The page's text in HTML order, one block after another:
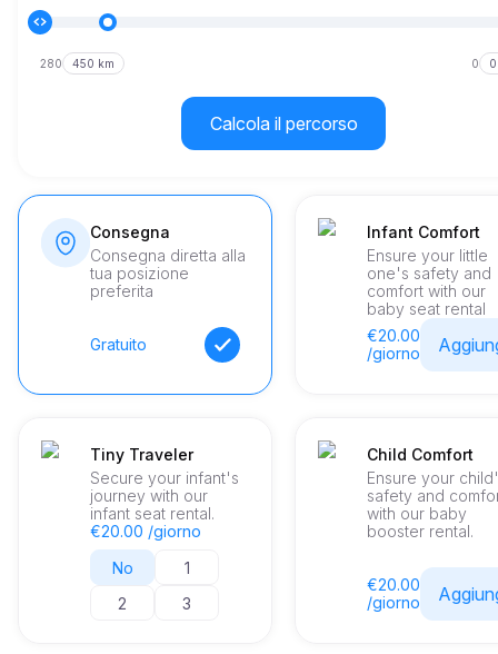
280 450 km 0
Calcola il percorso
Consegna
Consegna diretta alla
tua posizione
preferita
Gratuito
Infant Comfort
Ensure your little
one's safety and
comfort with our
baby seat rental
€20.00
/giorno
Tiny Traveler
Secure your infant's
journey with our
infant seat rental.
€20.00 /giorno
No
1
2
3
Child Comfort
Ensure your
safety and
with our baby
booster rental.
€20.00
/giorno